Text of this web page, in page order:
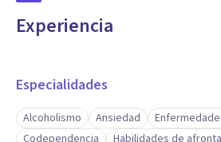
Experiencia
Especialidades
Alcoholismo Ansiedad
Codependencia
Habilidades de